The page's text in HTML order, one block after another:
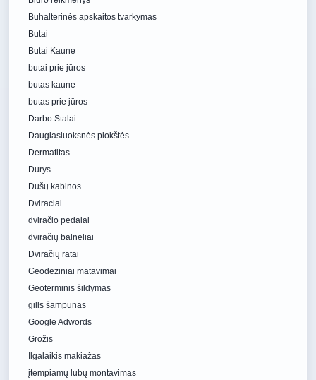
Buhalterinės apskaitos tvarkymas
Butai
Butai Kaune
butai prie jūros
butas kaune
butas prie jūros
Darbo Stalai
Daugiasluoksnės plokštės
Dermatitas
Durys
Dušų kabinos
Dviraciai
dviračio pedalai
dviračių balneliai
Dviračių ratai
Geodeziniai matavimai
Geoterminis šildymas
gills šampūnas
Google Adwords
Grožis
Ilgalaikis makiažas
įtempiamų lubų montavimas